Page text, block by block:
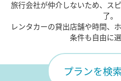
旅行会社が仲介しないため、
ス
了。
レンタカーの貸出店舗や時間、
条件も自由に選
プランを検